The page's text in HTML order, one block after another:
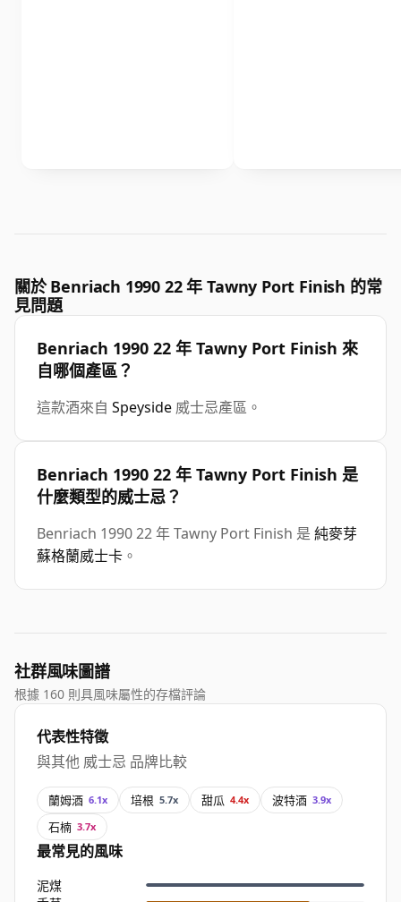
關於 Benriach 1990 22 年 Tawny Port Finish 的常
見問題
Benriach 1990 22 年 Tawny Port Finish 來
自哪個產區？
這款酒來自 Speyside 威士忌產區。
Benriach 1990 22 年 Tawny Port Finish 是
什麼類型的威士忌？
Benriach 1990 22 年 Tawny Port Finish 是 純麥芽
蘇格蘭威士卡 。
社群風味圖譜
根據 160 則具風味屬性的存檔評論
代表性特徵
與其他 威士忌 品牌比較
蘭姆酒 6.1x 培根 5.7x 甜瓜 4.4x 波特酒 3.9x
石楠 3.7x
最常見的風味
泥煤